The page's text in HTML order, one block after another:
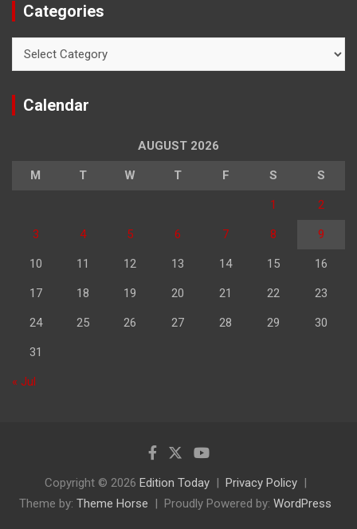
Categories
Calendar
AUGUST 2026
M T W T F S S
1 2
3 4 5 6 7 8 9
10 11 12 13 14 15 16
17 18 19 20 21 22 23
24 25 26 27 28 29 30
31
« Jul
Copyright © 2026 Edition Today
Privacy Policy
Theme by: Theme Horse Proudly Powered by: WordPress